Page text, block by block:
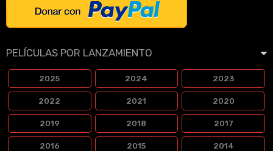
PELÍCULAS POR LANZAMIENTO
2025 2024 2023
2022 2021 2020
2019 2018 2017
2016 2015 2014